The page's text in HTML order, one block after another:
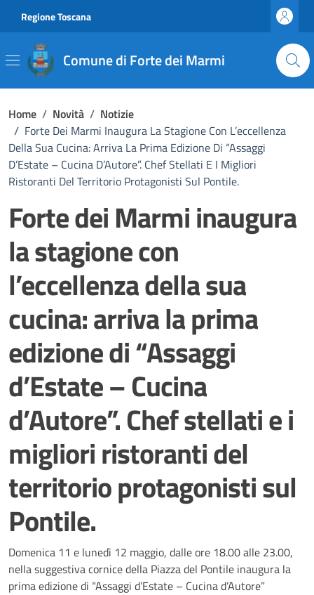
Regione Toscana
Comune di Forte dei Marmi
Home / Novità / Notizie
/ Forte Dei Marmi Inaugura La Stagione Con L’eccellenza
Della Sua Cucina: Arriva La Prima Edizione Di “Assaggi
D’Estate – Cucina D’Autore”. Chef Stellati E I Migliori
Ristoranti Del Territorio Protagonisti Sul Pontile.
Forte dei Marmi inaugura
la stagione con
l’eccellenza della sua
cucina: arriva la prima
edizione di “Assaggi
d’Estate – Cucina
d’Autore”. Chef stellati e i
migliori ristoranti del
territorio protagonisti sul
Pontile.
Dettagli della notizia
Domenica 11 e lunedì 12 maggio, dalle ore 18.00 alle 23.00,
nella suggestiva cornice della Piazza del Pontile inaugura la
prima edizione di “Assaggi d’Estate – Cucina d’Autore”